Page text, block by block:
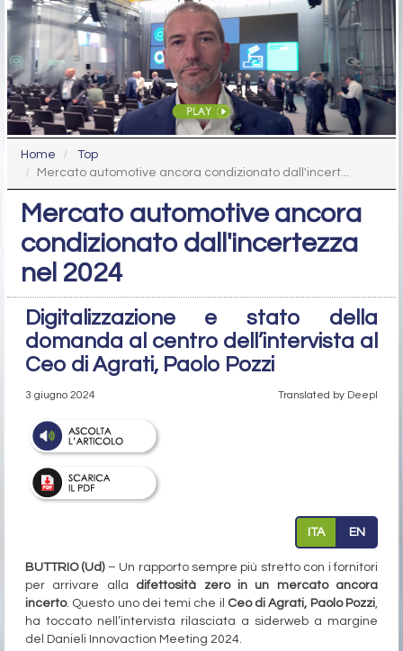
Home
Top
Mercato automotive ancora condizionato dall'incert...
Mercato automotive ancora
condizionato dall'incertezza
nel 2024
Digitalizzazione e stato della
domanda al centro dell’intervista al
Ceo di Agrati, Paolo Pozzi
3 giugno 2024 Translated by Deepl
ITA EN
BUTTRIO (Ud) – Un rapporto sempre più stretto con i fornitori
per arrivare alla difettosità zero in un mercato ancora
incerto. Questo uno dei temi che il Ceo di Agrati, Paolo Pozzi,
ha toccato nell’intervista rilasciata a siderweb a margine
del Danieli Innovaction Meeting 2024.